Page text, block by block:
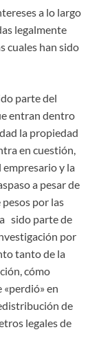
a lo largo
legalmente
cuales han sido
parte del
entran dentro
la propiedad
en cuestión,
empresario y la
a pesar de
por las
sido parte de
por
tanto de la
cómo
«perdió» en
de
legales de